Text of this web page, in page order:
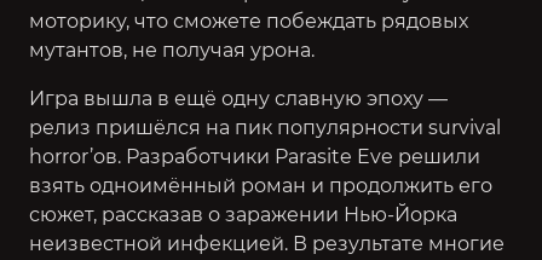
моторику, что сможете побеждать рядовых
мутантов, не получая урона.
Игра вышла в ещё одну славную эпоху —
релиз пришёлся на пик популярности survival
horror’ов. Разработчики Parasite Eve решили
взять одноимённый роман и продолжить его
сюжет, рассказав о заражении Нью-Йорка
неизвестной инфекцией. В результате многие